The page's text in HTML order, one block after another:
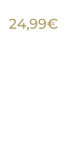
24,99€